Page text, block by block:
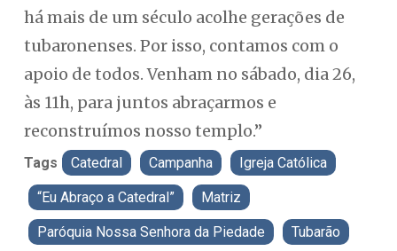
há mais de um século acolhe gerações de
tubaronenses. Por isso, contamos com o
apoio de todos. Venham no sábado, dia 26,
às 11h, para juntos abraçarmos e
reconstruímos nosso templo.”
Tags Catedral Campanha Igreja Católica
“Eu Abraço a Catedral” Matriz
Paróquia Nossa Senhora da Piedade Tubarão